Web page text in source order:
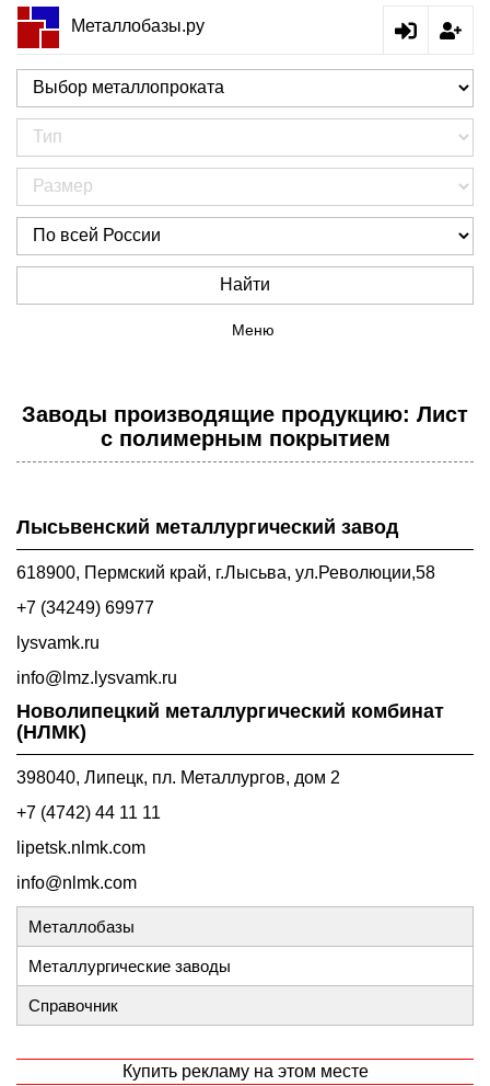
Металлобазы.ру
Найти
Меню
Заводы производящие продукцию: Лист
с полимерным покрытием
Лысьвенский металлургический завод
618900, Пермский край, г.Лысьва, ул.Революции,58
+7 (34249) 69977
lysvamk.ru
info@lmz.lysvamk.ru
Новолипецкий металлургический комбинат
(НЛМК)
398040, Липецк, пл. Металлургов, дом 2
+7 (4742) 44 11 11
lipetsk.nlmk.com
info@nlmk.com
Металлобазы
Металлургические заводы
Справочник
Купить рекламу на этом месте